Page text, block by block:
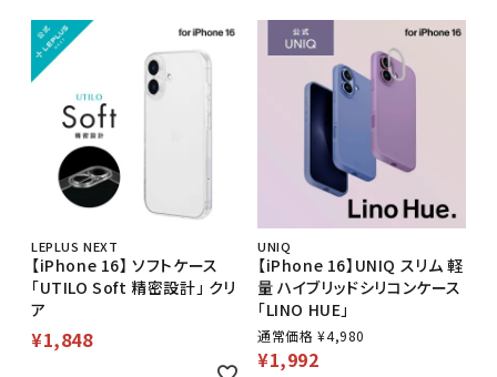
LEPLUS NEXT
【iPhone 16】 ソフトケース
「UTILO Soft 精密設計」 クリ
ア
¥1,848
UNIQ
【iPhone 16】UNIQ スリム 軽
量 ハイブリッドシリコンケース
「LINO HUE」
通常価格 ¥4,980
¥1,992